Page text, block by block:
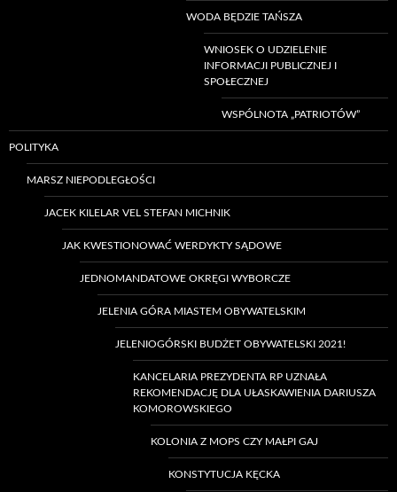
WODA BĘDZIE TAŃSZA
WNIOSEK O UDZIELENIE
INFORMACJI PUBLICZNEJ I
SPOŁECZNEJ
WSPÓLNOTA „PATRIOTÓW”
POLITYKA
MARSZ NIEPODLEGŁOŚCI
JACEK KILELAR VEL STEFAN MICHNIK
JAK KWESTIONOWAĆ WERDYKTY SĄDOWE
JEDNOMANDATOWE OKRĘGI WYBORCZE
JELENIA GÓRA MIASTEM OBYWATELSKIM
JELENIOGÓRSKI BUDŻET OBYWATELSKI 2021!
KANCELARIA PREZYDENTA RP UZNAŁA
REKOMENDACJĘ DLA UŁASKAWIENIA DARIUSZA
KOMOROWSKIEGO
KOLONIA Z MOPS CZY MAŁPI GAJ
KONSTYTUCJA KĘCKA